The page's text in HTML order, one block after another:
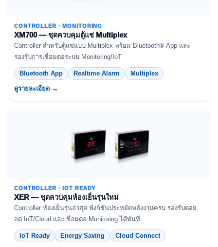
CONTROLLER · MONITORING
XM700 — ชุดควบคุมตู้แช่ Multiplex
Controller สำหรับตู้แช่แบบ Multiplex พร้อม Bluetooth® App และ
รองรับการเชื่อมต่อระบบ Monitoring/IoT
Bluetooth App Realtime Alarm Multiplex
ดูรายละเอียด →
CONTROLLER · IOT READY
XER — ชุดควบคุมห้องเย็นรุ่นใหม่
Controller ห้องเย็นรุ่นล่าสุด ฟังก์ชันประหยัดพลังงานครบ รองรับต่อย
อด IoT/Cloud และเชื่อมต่อ Monitoring ได้ทันที
IoT Ready Energy Saving Cloud Connect